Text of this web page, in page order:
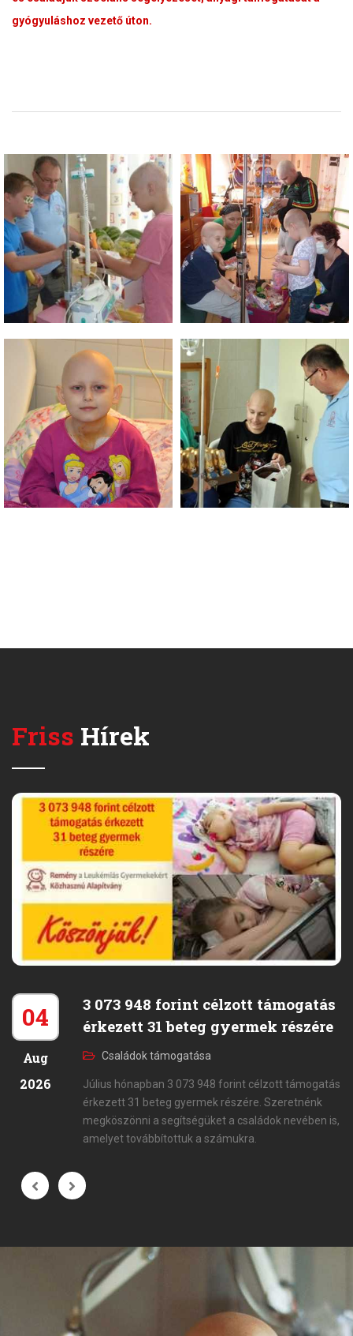
gyógyuláshoz vezető úton.
Friss Hírek
04
Aug
2026
3 073 948 forint célzott támogatás
érkezett 31 beteg gyermek részére
Családok támogatása
Július hónapban 3 073 948 forint célzott támogatás
érkezett 31 beteg gyermek részére. Szeretnénk
megköszönni a segítségüket a családok nevében is,
amelyet továbbítottuk a számukra.